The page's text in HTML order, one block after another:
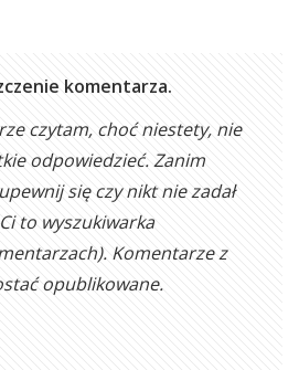
komentarza.
czytam, choć niestety, nie
odpowiedzieć. Zanim
się czy nikt nie zadał
to wyszukiwarka
Komentarze z
opublikowane.